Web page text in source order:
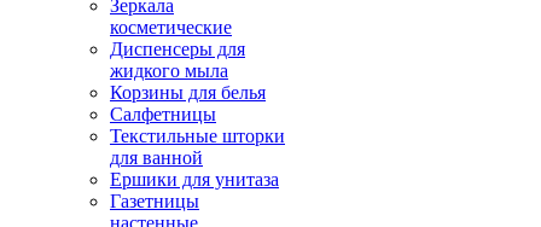
Зеркала
косметические
Диспенсеры для
жидкого мыла
Корзины для белья
Салфетницы
Текстильные шторки
для ванной
Ершики для унитаза
Газетницы
настенные